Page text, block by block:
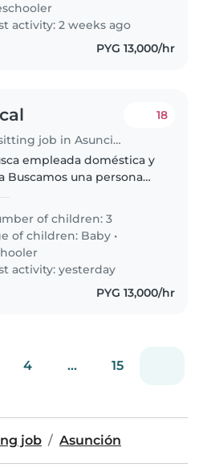
activity: 2 weeks ago
PYG 13,000/hr
Babysitting job in Asunción
18
empleada doméstica y
para ayudarnos con la
del hogar, lavado de
cocina y apoyo con
of children: 3
of children: Baby •
activity: yesterday
PYG 13,000/hr
4 ... 15
job Asunción